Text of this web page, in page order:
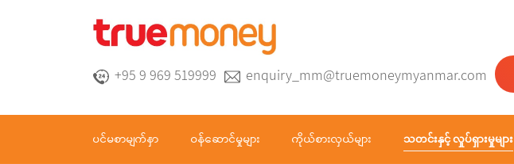
+95 9 969 519999 enquiry_mm@truemoneymyanmar.com
ပင်မစာမျက်နှာ ဝန်ဆောင်မှုများ ကိုယ်စားလှယ်များ သတင်းနှင့် လှုပ်ရှားမှုများ